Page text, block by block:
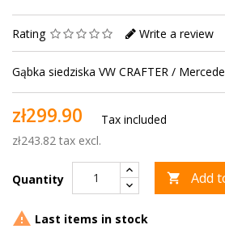
Rating Write a review
Gąbka siedziska VW CRAFTER /
zł299.90
zł243.82 tax excl.
Tax included
Quantity  Add
 Last items in stock